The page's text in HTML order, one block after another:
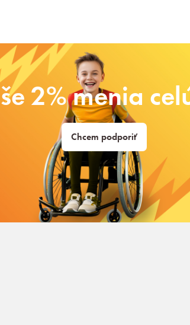
2% menia
Chcem podporiť